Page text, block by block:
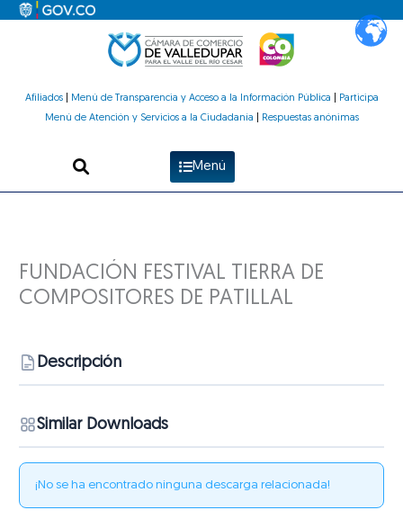
Afiliados| Menú de Transparencia y Acceso a la Información Pública
Participa
Menú de Atención y Servicios a la Ciudadanía
Respuestas anónimas
Menú
FUNDACIÓN FESTIVAL TIERRA DE
COMPOSITORES DE PATILLAL
Descripción
Similar Downloads
¡No se ha encontrado ninguna descarga relacionada!